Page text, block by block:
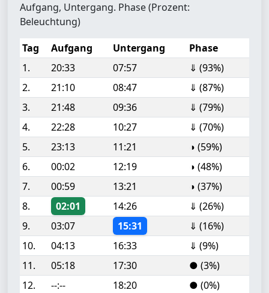
Aufgang, Untergang. Phase (Prozent:
Beleuchtung)
Tag
Aufgang Untergang
Phase
1.
20:33 07:57
⇓ (93%)
2.
21:10 08:47
⇓ (87%)
3.
21:48 09:36
⇓ (79%)
4.
22:28 10:27
⇓ (70%)
5.
23:13 11:21
◑ (59%)
6.
00:02 12:19
◑ (48%)
7.
00:59 13:21
◑ (37%)
8.
02:01 14:26
⇓ (26%)
9.
03:07 15:31
⇓ (16%)
10.
04:13 16:33
⇓ (9%)
11.
05:18 17:30
● (3%)
12.
--:-- 18:20
● (0%)